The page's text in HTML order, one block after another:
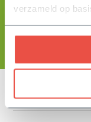
verzameld op
* Lees hier de